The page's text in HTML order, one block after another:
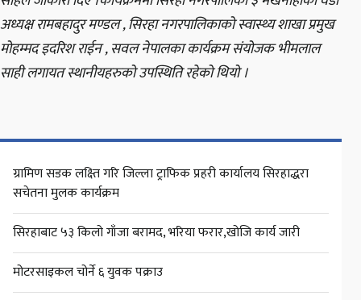
अध्यक्ष रामबहादुर मण्डल , सिरहा नगरपालिकाको स्वास्थ्य शाखा प्रमुख
मोहम्मद इदरिश राईन , सवल नेपालका कार्यक्रम संयोजक भीमलाल
साही लगायत स्थानीयहरुको उपस्थिति रहेको थियो ।
ग्रामिण सडक लक्ष्ति गरि जिल्ला ट्राफिक प्रहरी कार्यालय सिरहाद्धरा
सचेतना मुलक कार्यक्रम
सिरहाबाट ५३ किलो गाँजा बरामद, भरिया फरार,खोजि कार्य जारी
मोटरसाइकल चोर्ने ६ युवक पक्राउ